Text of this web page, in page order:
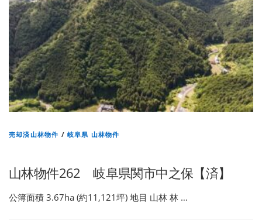
売却済山林物件 /岐阜県 山林物件
山林物件262 岐阜県関市中之保【済】
公簿面積 3.67ha (約11,121坪) 地目 山林 林 …